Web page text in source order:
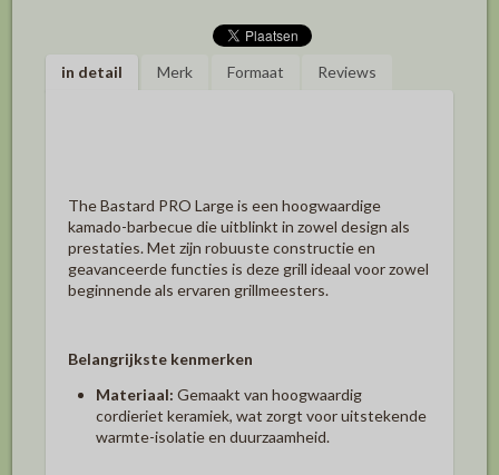
in detail Merk Formaat Reviews
The Bastard PRO Largeis een hoogwaardige
kamado-barbecue die uitblinkt in zowel design als
prestaties.Met zijn robuuste constructie en
geavanceerde functies is deze grill ideaal voor zowel
beginnende als ervaren grillmeesters.
Belangrijkste kenmerken
Materiaal: Gemaakt van hoogwaardig
cordieriet keramiek, wat zorgt voor uitstekende
warmte-isolatie en duurzaamheid.